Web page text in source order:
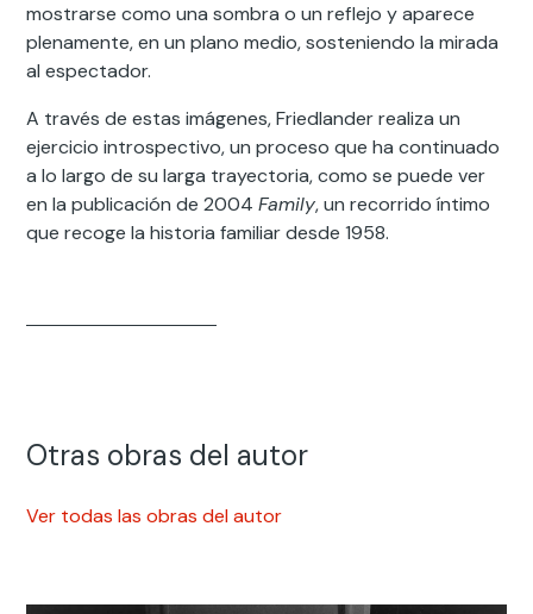
mostrarse como una sombra o un reflejo y aparece
plenamente, en un plano medio, sosteniendo la mirada
al espectador.
A través de estas imágenes, Friedlander realiza un
ejercicio introspectivo, un proceso que ha continuado
a lo largo de su larga trayectoria, como se puede ver
en la publicación de 2004Family, un recorrido íntimo
que recoge la historia familiar desde 1958.
Otras obras del autor
Ver todas las obras del autor